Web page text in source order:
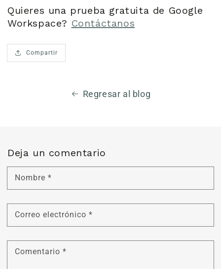
Quieres una prueba gratuita de Google
Workspace? Contáctanos
Compartir
Regresar al blog
Deja un comentario
Nombre *
Correo electrónico *
Comentario *